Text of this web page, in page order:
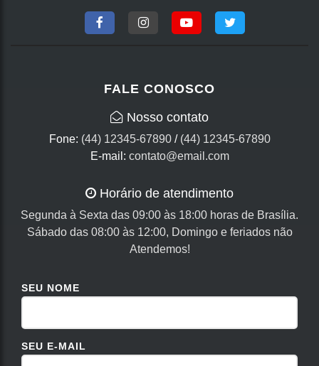
FALE CONOSCO
Nosso contato
Fone: (44) 12345-67890/ (44) 12345-67890
E-mail: contato@email.com
Horário de atendimento
Segunda à Sexta das 09:00 às 18:00 horas de Brasília.
Sábado das 08:00 às 12:00, Domingo e feriados não
Atendemos!
SEU NOME
SEU E-MAIL